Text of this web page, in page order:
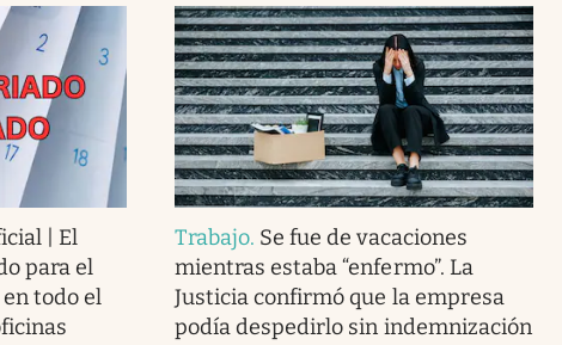
| El
para el
todo el
Trabajo. Se fue de vacaciones
mientras estaba “enfermo”. La
Justicia confirmó que la empresa
podía despedirlo sin indemnización